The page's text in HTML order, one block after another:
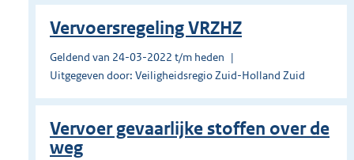
Vervoersregeling VRZHZ
Geldend van 24-03-2022 t/m heden
Uitgegeven door: Veiligheidsregio Zuid-Holland Zuid
Vervoer gevaarlijke stoffen over de
weg